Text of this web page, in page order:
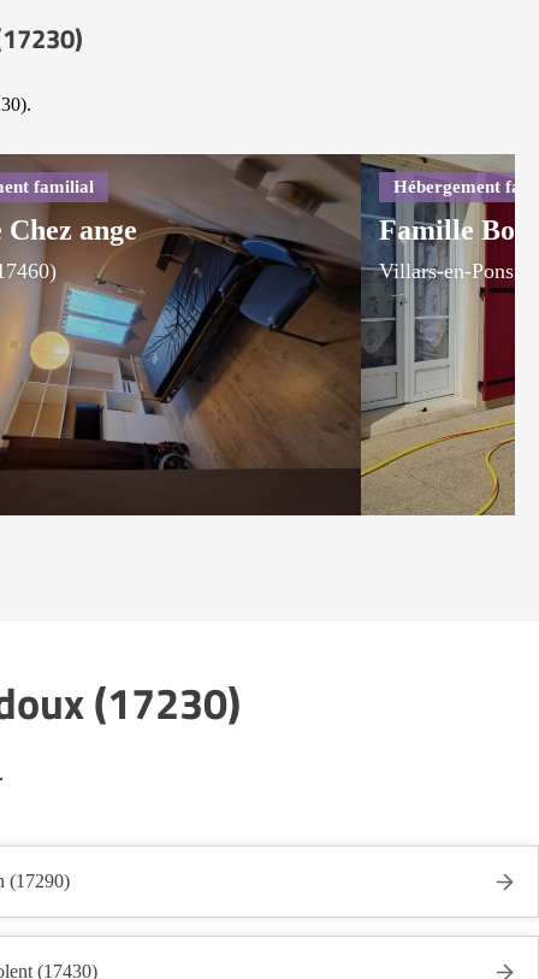
ange Famille
Villars-en-Pons
(17230)
(17290)
(17430)